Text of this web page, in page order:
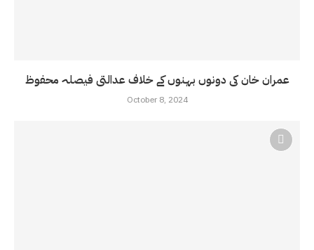
عمران خان کی دونوں بہنوں کے خلاف عدالتی فیصلہ محفوظ
October 8, 2024